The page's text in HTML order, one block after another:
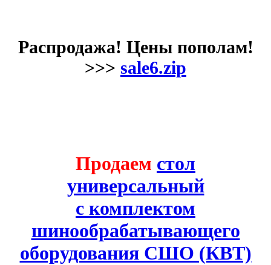
Распродажа! Цены пополам!
>>> sale6.zip
Продаем стол
универсальный
с комплектом
шинообрабатывающего
оборудования СШО (КВТ)